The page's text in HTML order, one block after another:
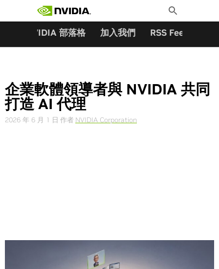
Toggle
Search
NVIDIA 部落格 加入我們 RSS Feeds
企業軟體領導者與 NVIDIA 共同
打造 AI 代理
2026 年 6 月 1 日 作者 NVIDIA Corporation